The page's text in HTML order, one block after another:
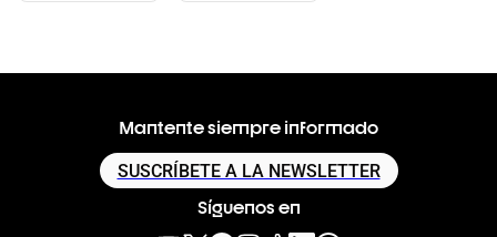
Mantente siempre informado
SUSCRÍBETE A LA NEWSLETTER
Síguenos en